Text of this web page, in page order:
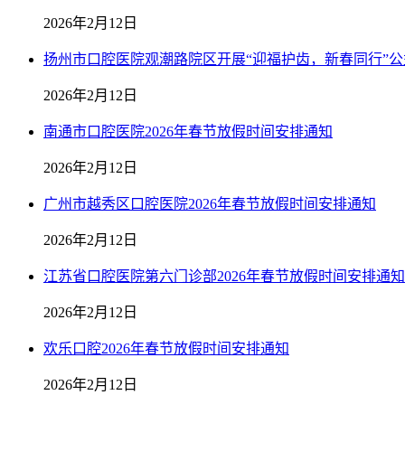
2026年2月12日
扬州市口腔医院观潮路院区开展“迎福护齿，新春同行”
2026年2月12日
南通市口腔医院2026年春节放假时间安排通知
2026年2月12日
广州市越秀区口腔医院2026年春节放假时间安排通知
2026年2月12日
江苏省口腔医院第六门诊部2026年春节放假时间安排通知
2026年2月12日
欢乐口腔2026年春节放假时间安排通知
2026年2月12日